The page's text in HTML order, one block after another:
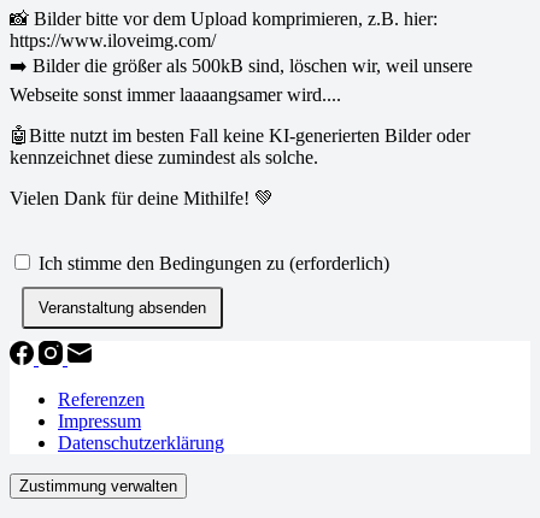
📸 Bilder bitte vor dem Upload komprimieren, z.B. hier:
https://www.iloveimg.com/
➡️ Bilder die größer als 500kB sind, löschen wir, weil unsere
Webseite sonst immer laaaangsamer wird....
🤖Bitte nutzt im besten Fall keine KI-generierten Bilder oder
kennzeichnet diese zumindest als solche.
Vielen Dank für deine Mithilfe! 💚
Use
keys
or
page
up/down
scroll
through
terms
of
Ich stimme den Bedingungen zu (erforderlich)
Referenzen
Impressum
Datenschutzerklärung
Zustimmung verwalten